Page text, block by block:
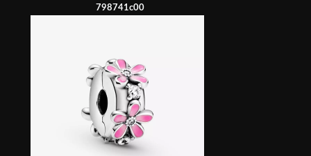
798741c00